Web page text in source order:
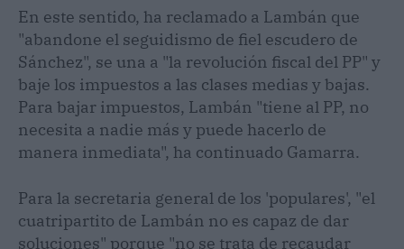
En este sentido, ha reclamado a Lambán que
"abandone el seguidismo de fiel escudero de
Sánchez", se una a "la revolución fiscal del PP" y
baje los impuestos a las clases medias y bajas.
Para bajar impuestos, Lambán "tiene al PP, no
necesita a nadie más y puede hacerlo de
manera inmediata", ha continuado Gamarra.
Para la secretaria general de los 'populares', "el
cuatripartito de Lambán no es capaz de dar
soluciones" porque "no se trata de recaudar